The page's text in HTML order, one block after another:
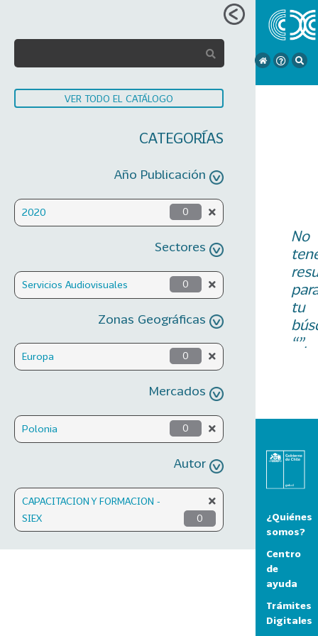
VER TODO EL CATÁLOGO
CATEGORÍAS
Año Publicación
2020 0
Sectores
Servicios Audiovisuales 0
Zonas Geográficas
Europa 0
Mercados
Polonia 0
Autor
CAPACITACION Y FORMACION -
SIEX
0
No
tu
“”.
¿Quiénes
somos?
Centro
de
ayuda
Trámites
Digitales